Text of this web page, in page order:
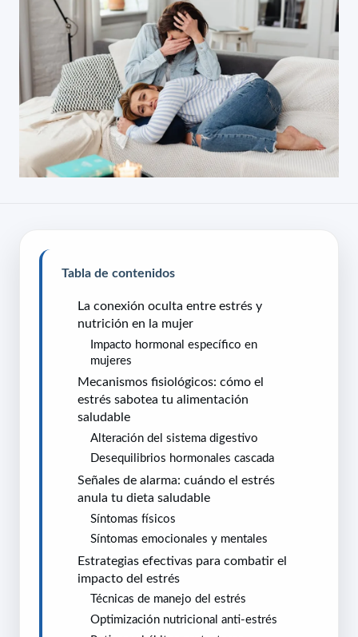
Tabla de contenidos
La conexión oculta entre estrés y
nutrición en la mujer
Impacto hormonal específico en
mujeres
Mecanismos fisiológicos: cómo el
estrés sabotea tu alimentación
saludable
Alteración del sistema digestivo
Desequilibrios hormonales cascada
Señales de alarma: cuándo el estrés
anula tu dieta saludable
Síntomas físicos
Síntomas emocionales y mentales
Estrategias efectivas para combatir el
impacto del estrés
Técnicas de manejo del estrés
Optimización nutricional anti-estrés